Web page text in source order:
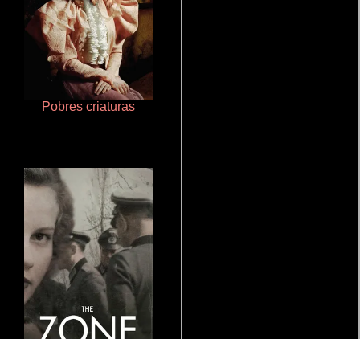
Pobres criaturas